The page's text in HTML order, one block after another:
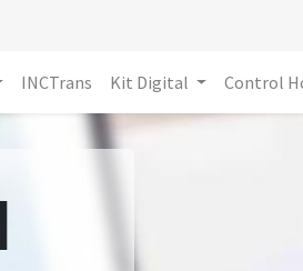
INCTrans Kit Digital Control